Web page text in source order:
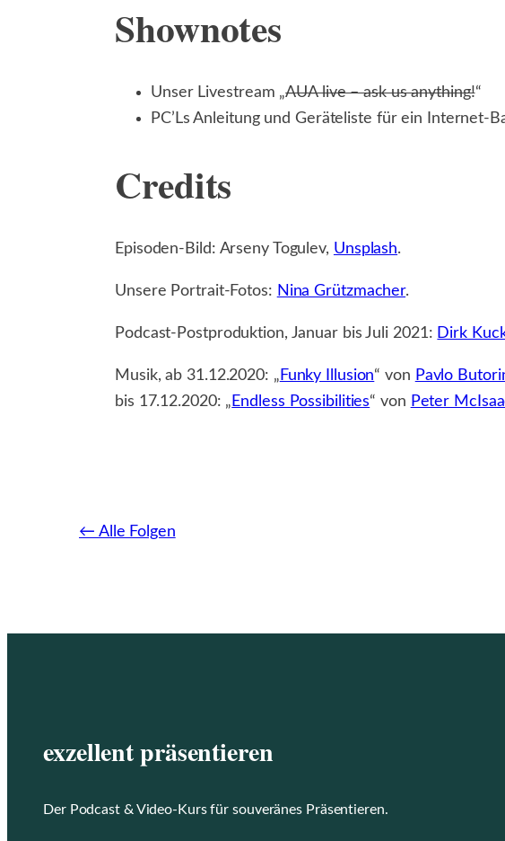
Shownotes
Unser Livestream „AUA live – ask us anything!“
PC’Ls Anleitung und Geräteliste für ein Internet-
Credits
Episoden-Bild: Arseny Togulev, Unsplash.
Unsere Portrait-Fotos: Nina Grützmacher.
Podcast-Postproduktion, Januar bis Juli 2021: Dirk
Musik, ab 31.12.2020: „ Funky Illusion“ von Pavlo
bis 17.12.2020: „ Endless Possibilities“ von Peter
← Alle Folgen
exzellent präsentieren
Der Podcast & Video-Kurs für souveränes Präsentieren.